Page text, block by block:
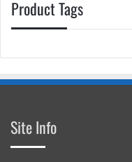
Product Tags
Site Info